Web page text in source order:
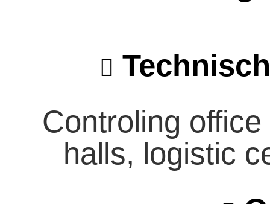
Controling
halls, logistic